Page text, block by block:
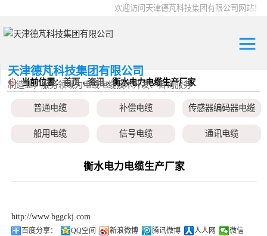
欢迎访问天津德芃科技集团有限公司网站！
天津德芃科技集团有限公司
制造业，服务领域为电线电缆技术开发、咨询服务
当前位置：首页›资讯› 衡水电力电缆生产厂家
普通电缆 补偿电缆 传感器编码器电缆
船用电缆 信号电缆 通讯电缆
伺服电机、变频电缆
衡水电力电缆生产厂家
http://www.bggckj.com
百度分享： QQ空间 新浪微博 腾讯微博 人人网 微信
普通电缆
补偿电缆
传感器编码器电
通讯电缆
电力电缆
控制电缆
高温电缆